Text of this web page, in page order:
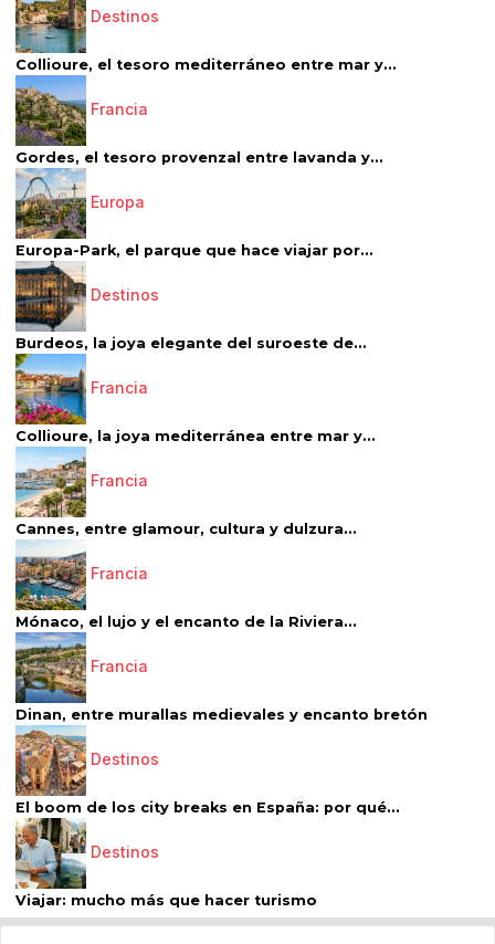
Destinos
Collioure, el tesoro mediterráneo entre mar y...
Francia
Gordes, el tesoro provenzal entre lavanda y...
Europa
Europa-Park, el parque que hace viajar por...
Destinos
Burdeos, la joya elegante del suroeste de...
Francia
Collioure, la joya mediterránea entre mar y...
Francia
Cannes, entre glamour, cultura y dulzura...
Francia
Mónaco, el lujo y el encanto de la Riviera...
Francia
Dinan, entre murallas medievales y encanto bretón
Destinos
El boom de los city breaks en España: por qué...
Destinos
Viajar: mucho más que hacer turismo